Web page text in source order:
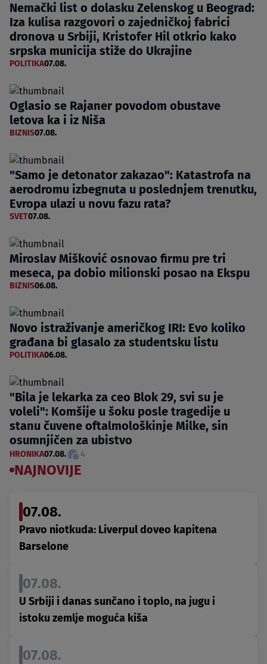
Nemački list o dolasku Zelenskog u Beograd:
Iza kulisa razgovori o zajedničkoj fabrici
dronova u Srbiji, Kristofer Hil otkrio kako
srpska municija stiže do Ukrajine
POLITIKA07.08.
Oglasio se Rajaner povodom obustave
letova ka i iz Niša
BIZNIS07.08.
"Samo je detonator zakazao": Katastrofa na
aerodromu izbegnuta u poslednjem trenutku,
Evropa ulazi u novu fazu rata?
SVET07.08.
Miroslav Mišković osnovao firmu pre tri
meseca, pa dobio milionski posao na Ekspu
BIZNIS06.08.
Novo istraživanje američkog IRI: Evo koliko
građana bi glasalo za studentsku listu
POLITIKA06.08.
"Bila je lekarka za ceo Blok 29, svi su je
voleli": Komšije u šoku posle tragedije u
stanu čuvene oftalmološkinje Milke, sin
osumnjičen za ubistvo
HRONIKA07.08. 4
NAJNOVIJE
07.08.
Pravo niotkuda: Liverpul doveo kapitena
Barselone
07.08.
U Srbiji i danas sunčano i toplo, na jugu i
istoku zemlje moguća kiša
07.08.